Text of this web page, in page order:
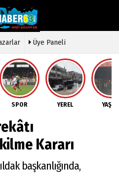
Köşe
Yazarları
Video
Foto
Galeri
Etkinlikler
Künye
İletişim
Çerez
Üye Paneli
SPOR YEREL
Kararı
başkanlığında,